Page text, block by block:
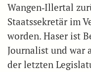
Wangen‑Illertal
Staatssekretär im
worden. Haser ist
Journalist und war
der letzten